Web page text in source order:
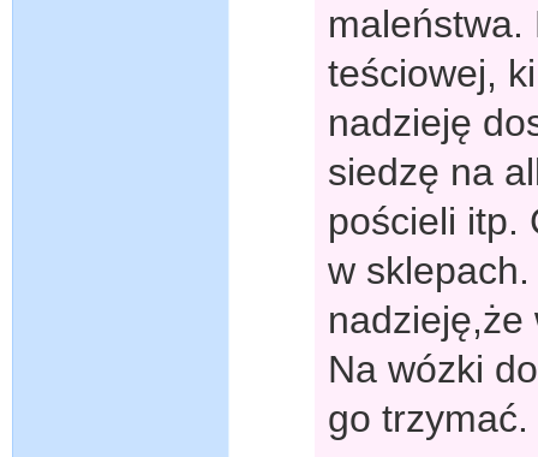
maleństwa.
teściowej,
nadzieję
siedzę na
pościeli itp.
w
nadzieję,że
Na wózki
go trzymać.